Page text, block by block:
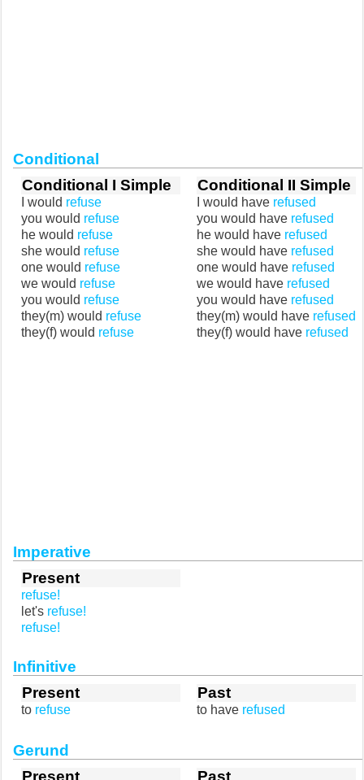
Conditional
Conditional I Simple
I would refuse
you would refuse
he would refuse
she would refuse
one would refuse
we would refuse
you would refuse
they(m) would refuse
they(f) would refuse
Conditional II Simple
I would have refused
you would have refused
he would have refused
she would have refused
one would have refused
we would have refused
you would have refused
they(m) would have refused
they(f) would have refused
Imperative
Present
refuse!
let's refuse!
refuse!
Infinitive
Present
to refuse
Past
to have refused
Gerund
Present
Past